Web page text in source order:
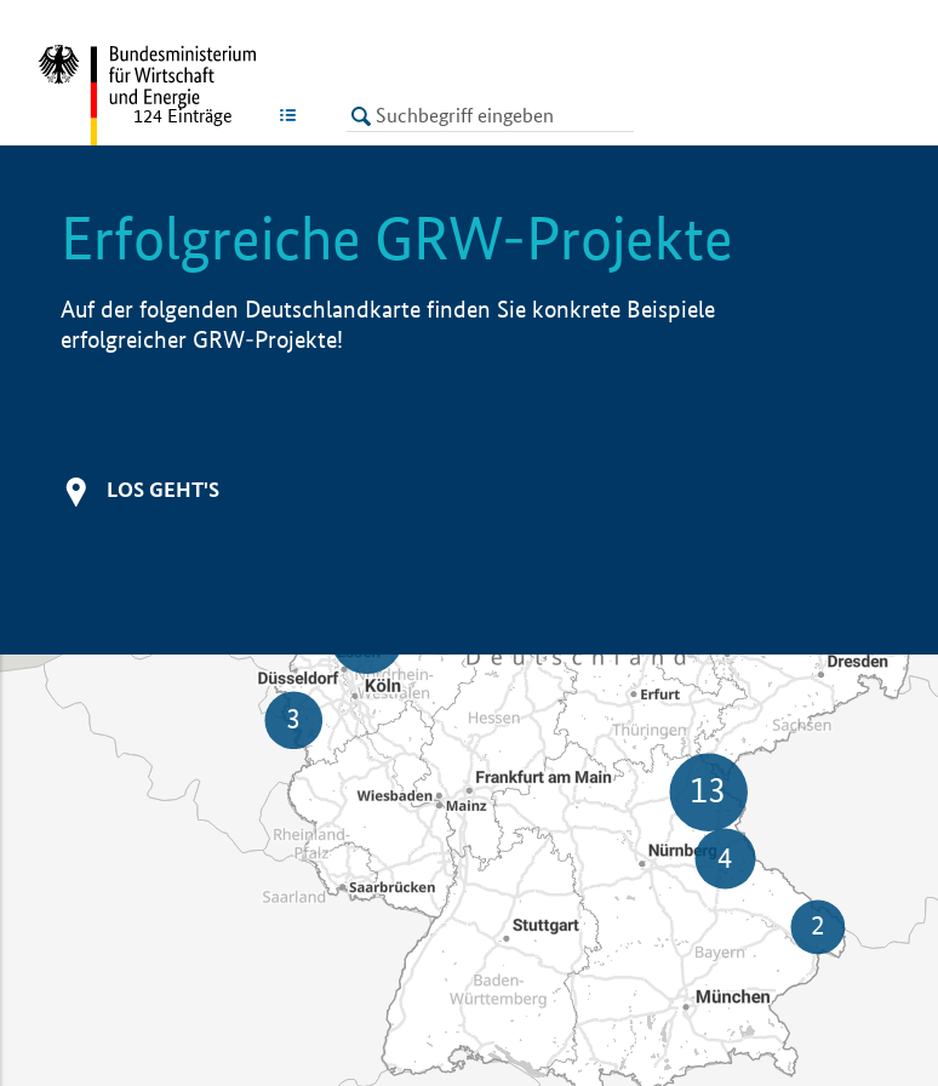
LISTE
124 Einträge
Erfolgreiche GRW-Projekte
Auf der folgenden Deutschlandkarte finden Sie konkrete Beispiele
erfolgreicher GRW-Projekte!
LOS GEHT'S